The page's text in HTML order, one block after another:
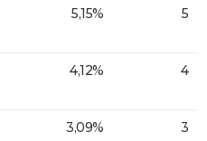
5,15% 5
4,12% 4
3,09% 3